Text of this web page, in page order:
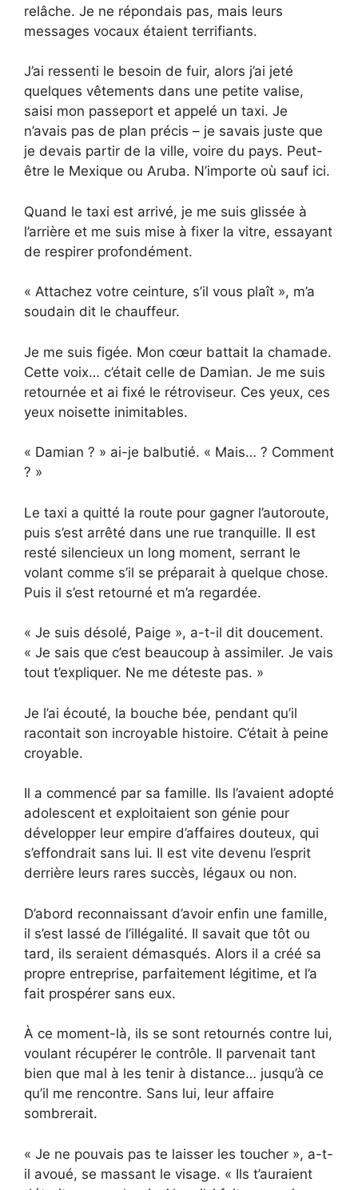
relâche. Je ne répondais pas, mais leurs
messages vocaux étaient terrifiants.
J’ai ressenti le besoin de fuir, alors j’ai jeté
quelques vêtements dans une petite valise,
saisi mon passeport et appelé un taxi. Je
n’avais pas de plan précis – je savais juste que
je devais partir de la ville, voire du pays. Peut-
être le Mexique ou Aruba. N’importe où sauf ici.
Quand le taxi est arrivé, je me suis glissée à
l’arrière et me suis mise à fixer la vitre, essayant
de respirer profondément.
« Attachez votre ceinture, s’il vous plaît », m’a
soudain dit le chauffeur.
Je me suis figée. Mon cœur battait la chamade.
Cette voix… c’était celle de Damian. Je me suis
retournée et ai fixé le rétroviseur. Ces yeux, ces
yeux noisette inimitables.
« Damian ? » ai-je balbutié. « Mais… ? Comment
? »
Le taxi a quitté la route pour gagner l’autoroute,
puis s’est arrêté dans une rue tranquille. Il est
resté silencieux un long moment, serrant le
volant comme s’il se préparait à quelque chose.
Puis il s’est retourné et m’a regardée.
« Je suis désolé, Paige », a-t-il dit doucement.
« Je sais que c’est beaucoup à assimiler. Je vais
tout t’expliquer. Ne me déteste pas. »
Je l’ai écouté, la bouche bée, pendant qu’il
racontait son incroyable histoire. C’était à peine
croyable.
Il a commencé par sa famille. Ils l’avaient adopté
adolescent et exploitaient son génie pour
développer leur empire d’affaires douteux, qui
s’effondrait sans lui. Il est vite devenu l’esprit
derrière leurs rares succès, légaux ou non.
D’abord reconnaissant d’avoir enfin une famille,
il s’est lassé de l’illégalité. Il savait que tôt ou
tard, ils seraient démasqués. Alors il a créé sa
propre entreprise, parfaitement légitime, et l’a
fait prospérer sans eux.
À ce moment-là, ils se sont retournés contre lui,
voulant récupérer le contrôle. Il parvenait tant
bien que mal à les tenir à distance… jusqu’à ce
qu’il me rencontre. Sans lui, leur affaire
sombrerait.
« Je ne pouvais pas te laisser les toucher », a-t-
il avoué, se massant le visage. « Ils t’auraient